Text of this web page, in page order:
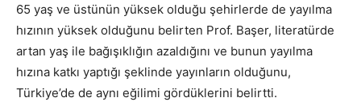
65 yaş ve üstünün yüksek olduğu şehirlerde de yayılma
hızının yüksek olduğunu belirten Prof. Başer, literatürde
artan yaş ile bağışıklığın azaldığını ve bunun yayılma
hızına katkı yaptığı şeklinde yayınların olduğunu,
Türkiye’de de aynı eğilimi gördüklerini belirtti.